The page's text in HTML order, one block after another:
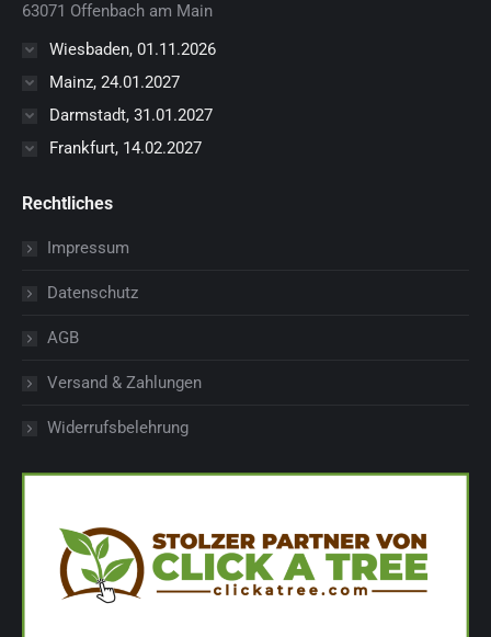
63071 Offenbach am Main
Wiesbaden, 01.11.2026
Mainz, 24.01.2027
Darmstadt, 31.01.2027
Frankfurt, 14.02.2027
Rechtliches
Impressum
Datenschutz
AGB
Versand & Zahlungen
Widerrufsbelehrung